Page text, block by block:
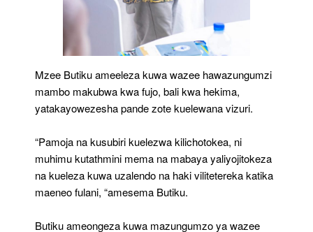
Mzee Butiku ameeleza kuwa wazee hawazungumzi
mambo makubwa kwa fujo, bali kwa hekima,
yatakayowezesha pande zote kuelewana vizuri.
“Pamoja na kusubiri kuelezwa kilichotokea, ni
muhimu kutathmini mema na mabaya yaliyojitokeza
na kueleza kuwa uzalendo na haki vilitetereka katika
maeneo fulani, “amesema Butiku.
Butiku ameongeza kuwa mazungumzo ya wazee